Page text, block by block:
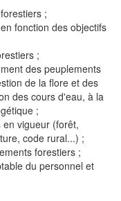
;
fonction des objectifs
;
des peuplements
de la flore et des
des cours d'eau, à la
;
vigueur (forêt,
code rural...) ;
forestiers ;
du personnel et